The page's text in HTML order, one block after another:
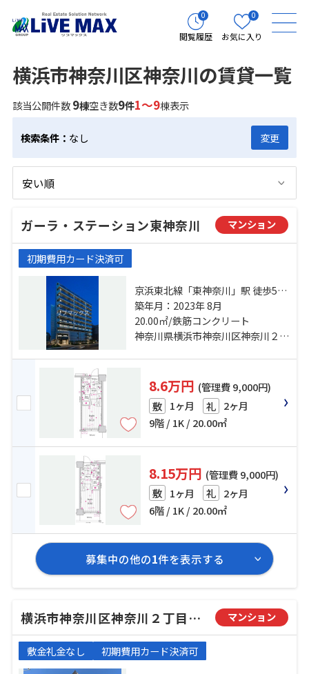
0
閲覧履歴
0
お気に入り
横浜市神奈川区神奈川の賃貸一覧
該当公開件数9棟空き数9件1～9棟表示
検索条件： なし 変更
ガーラ・ステーション東神奈川 マンション
初期費用カード決済可
京浜東北線「東神奈川」駅 徒歩5分
京急本線「京急東神奈川」駅 徒歩4
分 東急東横線「反町」駅 徒歩14分
築年月：2023年 8月
20.00㎡/鉄筋コンクリート
神奈川県横浜市神奈川区神奈川２丁目
8.6万円 (管理費 9,000円)
敷 1ヶ月 礼 2ヶ月
9階 / 1K / 20.00㎡
8.15万円 (管理費 9,000円)
敷 1ヶ月 礼 2ヶ月
6階 / 1K / 20.00㎡
募集中の他の1件を表示する
横浜市神奈川区神奈川２丁目のマンション マンション
敷金礼金なし 初期費用カード決済可